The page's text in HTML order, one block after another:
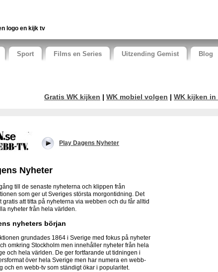
logo en kijk tv
Sport Films en Series Uitzending Gemist Blog
Gratis WK kijken | WK mobiel volgen | WK kijken
Play Dagens Nyheter
Nyheter
till de senaste nyheterna och klippen från
som ger ut Sveriges största morgontidning. Det
gratis att titta på nyheterna via webben och du får alltid
nyheter från hela världen.
nyheters början
grundades 1864 i Sverige med fokus på nyheter
omkring Stockholm men innehåller nyheter från hela
och hela världen. De ger fortfarande ut tidningen i
över hela Sverige men har numera en webb-
och en webb-tv som ständigt ökar i popularitet.